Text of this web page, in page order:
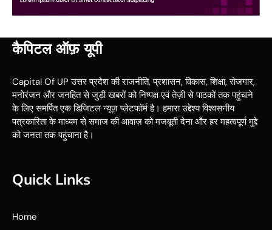
कैपिटल ऑफ़ यूपी
Capital Of UP उत्तर प्रदेश की राजनीति, प्रशासन, विकास, शिक्षा, रोजगार,
मनोरंजन और जनहित से जुड़ी खबरों को निष्पक्ष एवं तेज़ी से पाठकों तक पहुंचाने
के लिए समर्पित एक डिजिटल न्यूज़ प्लेटफॉर्म है। हमारा उद्देश्य विश्वसनीय
पत्रकारिता के माध्यम से समाज की आवाज़ को मजबूती देना और हर महत्वपूर्ण मुद्दे
को जनता तक पहुंचाना है।
Quick Links
Home